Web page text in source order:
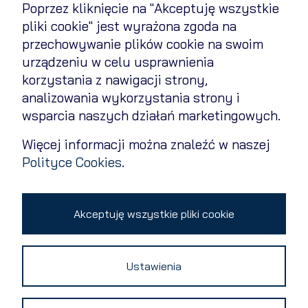
Poprzez kliknięcie na "Akceptuję wszystkie
pliki cookie" jest wyrażona zgoda na
przechowywanie plików cookie na swoim
urządzeniu w celu usprawnienia
korzystania z nawigacji strony,
analizowania wykorzystania strony i
wsparcia naszych działań marketingowych.
Więcej informacji można znaleźć w naszej
Polityce Cookies.
Akceptuję wszystkie pliki cookie
Ustawienia
Regulamin
Polityka cookies
Polityka prywatności
Kontakt
Zmień ustawienia cookies
Copyright 2026 © All rights reserved